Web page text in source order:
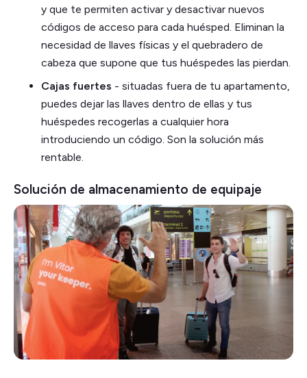
y que te permiten activar y desactivar nuevos
códigos de acceso para cada huésped. Eliminan la
necesidad de llaves físicas y el quebradero de
cabeza que supone que tus huéspedes las pierdan.
Cajas fuertes - situadas fuera de tu apartamento,
puedes dejar las llaves dentro de ellas y tus
huéspedes recogerlas a cualquier hora
introduciendo un código. Son la solución más
rentable.
Solución de almacenamiento de equipaje